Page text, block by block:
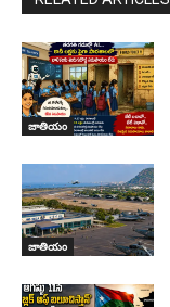
జాతియం
జాతియం